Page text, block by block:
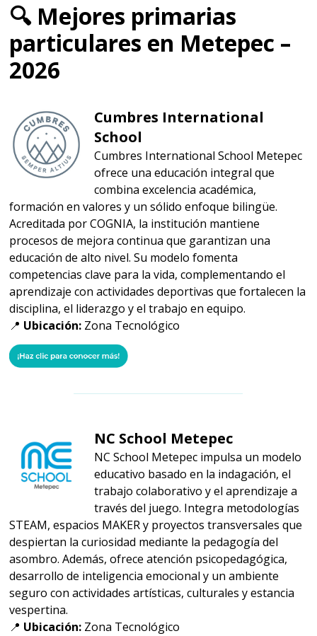
🔍 Mejores primarias
particulares en Metepec –
2026
Cumbres International
School
Cumbres International School Metepec
ofrece una educación integral que
combina excelencia académica,
formación en valores y un sólido enfoque bilingüe.
Acreditada por COGNIA, la institución mantiene
procesos de mejora continua que garantizan una
educación de alto nivel. Su modelo fomenta
competencias clave para la vida, complementando el
aprendizaje con actividades deportivas que fortalecen la
disciplina, el liderazgo y el trabajo en equipo.
📍 Ubicación: Zona Tecnológico
NC School Metepec
NC School Metepec impulsa un modelo
educativo basado en la indagación, el
trabajo colaborativo y el aprendizaje a
través del juego. Integra metodologías
STEAM, espacios MAKER y proyectos transversales que
despiertan la curiosidad mediante la pedagogía del
asombro. Además, ofrece atención psicopedagógica,
desarrollo de inteligencia emocional y un ambiente
seguro con actividades artísticas, culturales y estancia
vespertina.
📍 Ubicación: Zona Tecnológico